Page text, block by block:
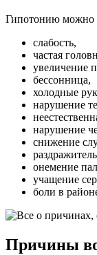
Гипотонию можно
слабость,
частая
увеличение
бессонница,
холодные
нарушение
нарушение
снижение
онемение
учащение
боли в
Причины